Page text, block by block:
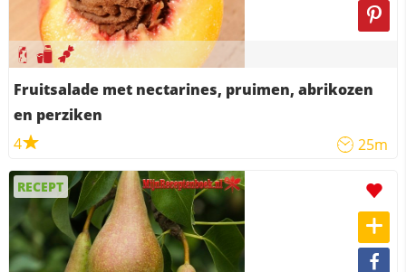
Fruitsalade met nectarines, pruimen, abrikozen
en perziken
4
25m
RECEPT